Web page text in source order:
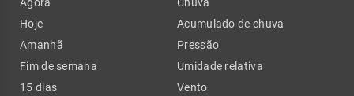
Hoje
Amanhã
Fim de semana
15 dias
Acumulado de chuva
Pressão
Umidade relativa
Vento